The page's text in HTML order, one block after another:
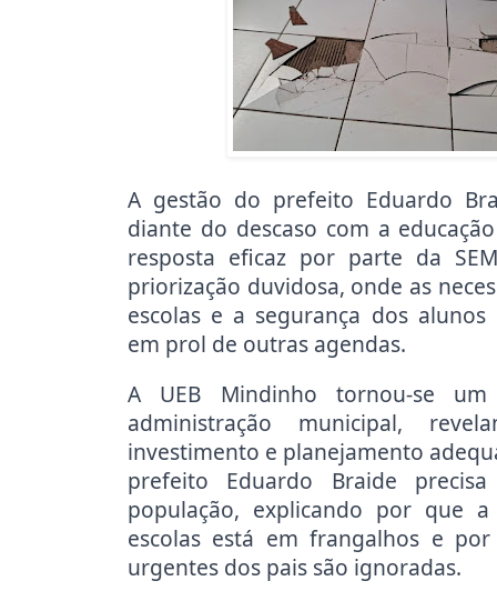
A gestão do prefeito Eduardo
diante do descaso com a
resposta eficaz por parte da
priorização duvidosa, onde as
escolas e a segurança dos alunos
em prol de outras agendas.
A UEB Mindinho tornou-se
administração municipal,
investimento e planejamento
prefeito Eduardo Braide
população, explicando por que
escolas está em frangalhos e
urgentes dos pais são ignoradas.